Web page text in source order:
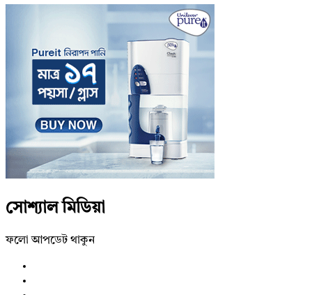
সোশ্যাল মিডিয়া
ফলো আপডেট থাকুন